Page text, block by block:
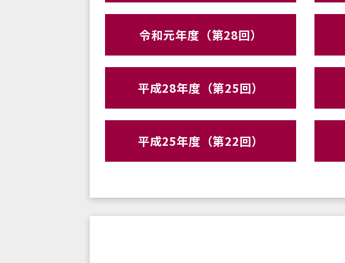
令和元年度（第28回）
平成28年度（第25回）
平成25年度（第22回）